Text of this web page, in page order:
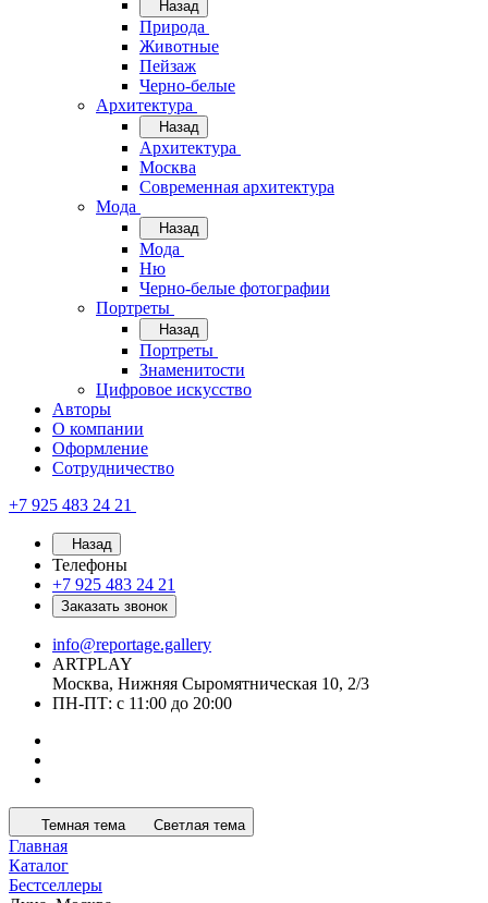
Назад
Природа
Животные
Пейзаж
Черно-белые
Архитектура
Назад
Архитектура
Москва
Современная архитектура
Мода
Назад
Мода
Ню
Черно-белые фотографии
Портреты
Назад
Портреты
Знаменитости
Цифровое искусство
Авторы
О компании
Оформление
Сотрудничество
+7 925 483 24 21
Назад
Телефоны
+7 925 483 24 21
Заказать звонок
info@reportage.gallery
ARTPLAY
Москва, Нижняя Сыромятническая 10, 2/3
ПН-ПТ: с 11:00 до 20:00
Темная тема Светлая тема
Главная
Каталог
Бестселлеры